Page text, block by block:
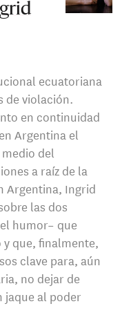
ecuatoriana
de violación.
en continuidad
Argentina el
del
a raíz de la
Argentina, Ingrid
las dos
humor– que
que, finalmente,
clave para, aún
no dejar de
jaque al poder